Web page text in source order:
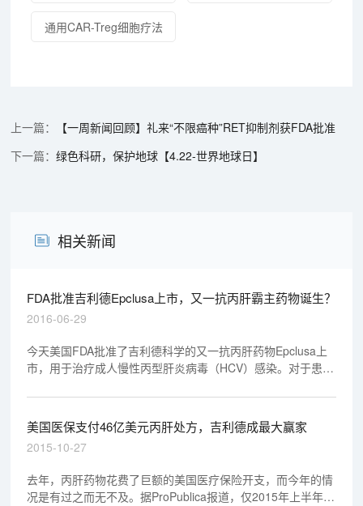
通用CAR-Treg细胞疗法
【一周新闻回顾】礼来“不限癌种”RET抑制剂获FDA批准
绿色科研，保护地球【4.22-世界地球日】
相关新闻
FDA批准吉利德Epclusa上市，又一抗丙肝霸主药物诞生？
2016-06-29
今天美国FDA批准了吉利德科学的又一抗丙肝药物Epclusa上
市，用于治疗成人慢性丙型肝炎病毒（HCV）感染。对于患有
和利巴韦林联合使用。
美国医保支付46亿美元丙肝处方，吉利德成最大赢家
2015-10-27
去年，丙肝药物花费了巨额的美国医疗保险开支，而今年的情
况是有过之而无不及。据ProPublica报道，仅2015年上半年美